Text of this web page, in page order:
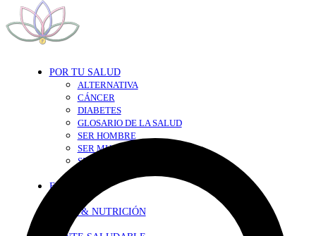
POR TU SALUD
ALTERNATIVA
CÁNCER
DIABETES
GLOSARIO DE LA SALUD
SER HOMBRE
SER MUJER
SEXY-SALUD
EN FORMA
DIETA & NUTRICIÓN